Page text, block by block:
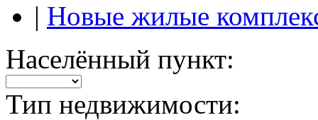
| Новые жилые
Населённый пункт:
Тип недвижимости: